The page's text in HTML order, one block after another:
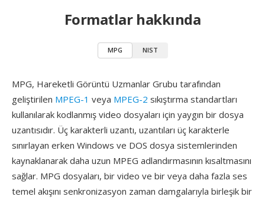
Formatlar hakkında
MPG NIST
MPG, Hareketli Görüntü Uzmanlar Grubu tarafından
geliştirilen MPEG-1 veya MPEG-2 sıkıştırma standartları
kullanılarak kodlanmış video dosyaları için yaygın bir dosya
uzantısıdır. Üç karakterli uzantı, uzantıları üç karakterle
sınırlayan erken Windows ve DOS dosya sistemlerinden
kaynaklanarak daha uzun MPEG adlandırmasının kısaltmasını
sağlar. MPG dosyaları, bir video ve bir veya daha fazla ses
temel akışını senkronizasyon zaman damgalarıyla birleşik bir